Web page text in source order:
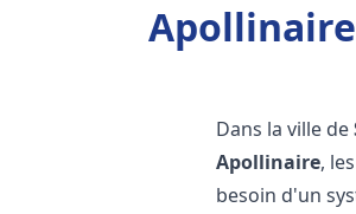
Dans la ville de
Apollinaire,
besoin d'un